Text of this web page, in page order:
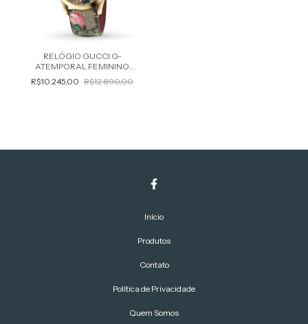
RELÓGIO GUCCI G-
ATEMPORAL FEMININO
YA1264038
R$10.245,00 R$12.890,00
Início
Produtos
Contato
Política de Privacidade
Quem Somos